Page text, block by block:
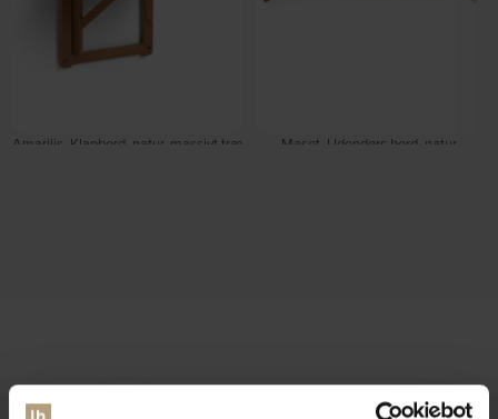
Amarilis, Klapbord, natur, massivt træ
Maset, Udendørs bord, natur,